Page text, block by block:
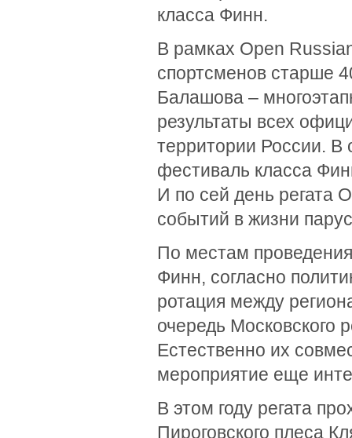
класса Финн.
В рамках Open
спортсменов старше
Балашова –
результаты всех
территории России.
фестиваль класса
И по сей день регата
событий в жизни
По местам
Финн, согласно
ротация между
очередь Московского
Естественно их
мероприятие еще
В этом году регата
Пироговского плеса